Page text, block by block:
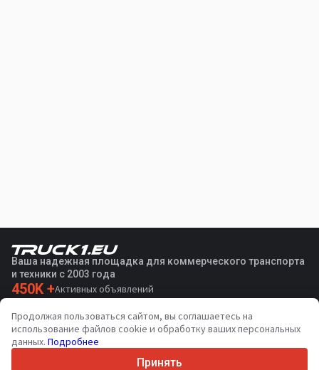
Ваша надежная площадка для коммерческого транспорта
и техники с 2003 года
450K +Активных объявлений
36Поддерживаемых языков
4.7/5
Продолжая пользоваться сайтом, вы соглашаетесь на
использование файлов cookie и обработку ваших персональных
данных. Подробнее
Принять